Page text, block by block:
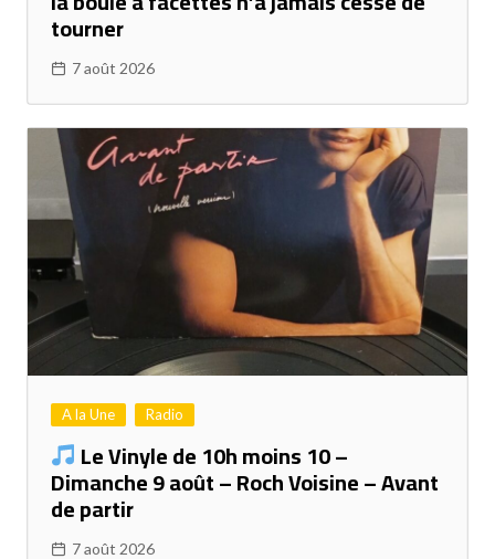
tourner
7 août 2026
A la Une Radio
Le Vinyle de 10h moins 10 –
Dimanche 9 août – Roch Voisine – Avant
de partir
7 août 2026